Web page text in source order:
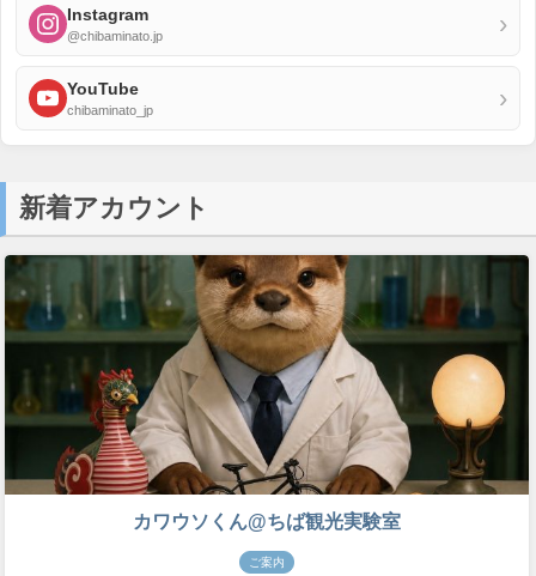
Instagram
@chibaminato.jp ›
YouTube
chibaminato_jp ›
新着アカウント
カワウソくん@ちば観光実験室
ご案内